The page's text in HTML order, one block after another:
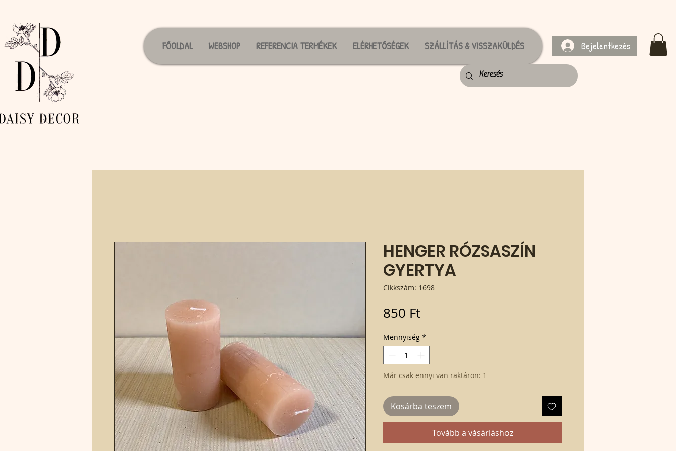
FŐOLDAL WEBSHOP REFERENCIA TERMÉKEK ELÉRHETŐSÉGEK SZÁLLÍTÁS & VISSZAKÜLDÉS Bejelentkezés
HENGER RÓZSASZÍN
GYERTYA
Cikkszám: 1698
850 FtÁr
Mennyiség *
Már csak ennyi van raktáron: 1
Kosárba teszem
Tovább a vásárláshoz